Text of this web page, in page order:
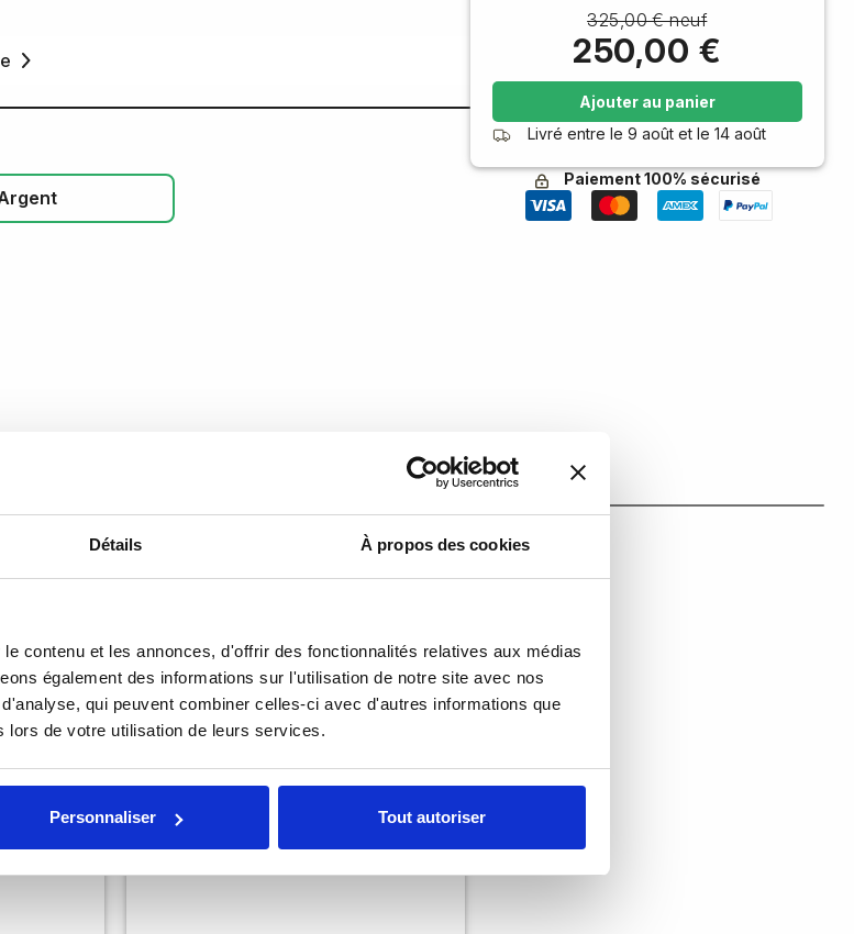
Détails À propos des cookies
contenu et les annonces, d'offrir des fonctionnalités relatives aux médias
également des informations sur l'utilisation de notre site avec nos
qui peuvent combiner celles-ci avec d'autres informations que
de votre utilisation de leurs services.
Personnaliser Tout autoriser
325,00 € neuf
250,00 €
Ajouter au panier
Livré entre le 9 aoûtet le 14 août
Paiement 100% sécurisé